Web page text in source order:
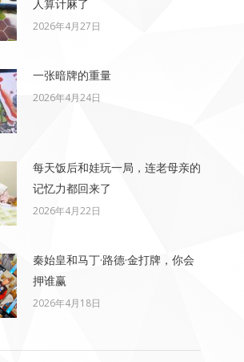
人算计麻了
2026年4月27日
一张暗牌的重量
2026年4月24日
每天饭后和娃玩一局，连老母亲的
记忆力都回来了
2026年4月22日
秦始皇和马丁·路德·金打牌，你会
押谁赢
2026年4月18日